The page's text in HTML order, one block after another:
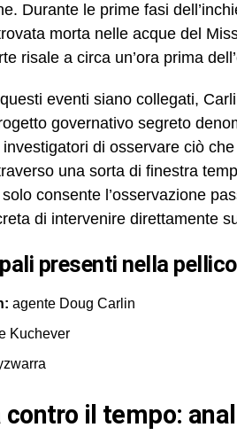
Durante le prime fasi
morta nelle acque del
risale a circa un’ora prima
eventi siano collegati,
governativo segreto
di osservare ciò
una sorta di finestra
consente l’osservazione
di intervenire direttamente
presenti nella
agente Doug Carlin
Kuchever
contro il tempo: